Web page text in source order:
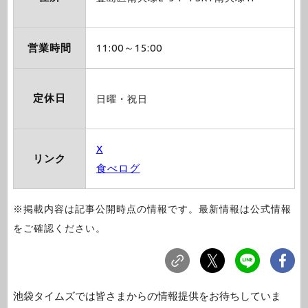
営業時間 11:00～15:00
定休日 日曜・祝日
リンク
X
食べログ
※掲載内容は記事公開時点の情報です。最新情報は公式情報
をご確認ください。
池袋タイムズでは皆さまからの情報提供をお待ちしていま